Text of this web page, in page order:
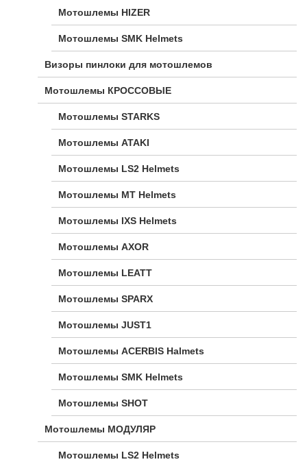
Мотошлемы HIZER
Мотошлемы SMK Helmets
Визоры пинлоки для мотошлемов
Мотошлемы КРОССОВЫЕ
Мотошлемы STARKS
Мотошлемы ATAKI
Мотошлемы LS2 Helmets
Мотошлемы MT Helmets
Мотошлемы IXS Helmets
Мотошлемы AXOR
Мотошлемы LEATT
Мотошлемы SPARX
Мотошлемы JUST1
Мотошлемы ACERBIS Halmets
Мотошлемы SMK Helmets
Мотошлемы SHOT
Мотошлемы МОДУЛЯР
Мотошлемы LS2 Helmets